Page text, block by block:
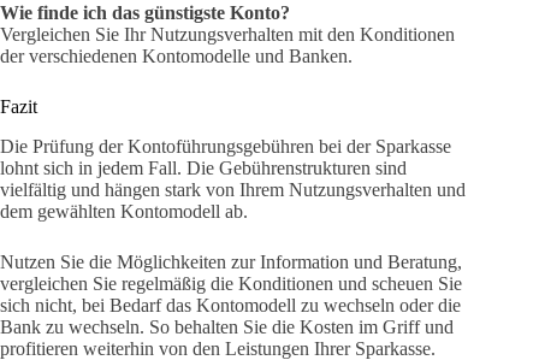
Wie finde ich das günstigste Konto?
Vergleichen Sie Ihr Nutzungsverhalten mit den Konditionen
der verschiedenen Kontomodelle und Banken.
Fazit
Die Prüfung der Kontoführungsgebühren bei der Sparkasse
lohnt sich in jedem Fall. Die Gebührenstrukturen sind
vielfältig und hängen stark von Ihrem Nutzungsverhalten und
dem gewählten Kontomodell ab.
Nutzen Sie die Möglichkeiten zur Information und Beratung,
vergleichen Sie regelmäßig die Konditionen und scheuen Sie
sich nicht, bei Bedarf das Kontomodell zu wechseln oder die
Bank zu wechseln. So behalten Sie die Kosten im Griff und
profitieren weiterhin von den Leistungen Ihrer Sparkasse.